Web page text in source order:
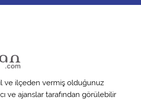
ve ilçeden vermiş olduğunuz
ve ajanslar tarafından görülebilir